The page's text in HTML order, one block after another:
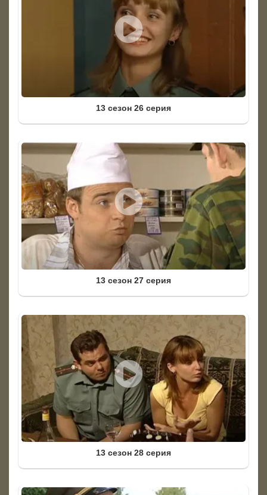
13 сезон 26 серия
13 сезон 27 серия
13 сезон 28 серия